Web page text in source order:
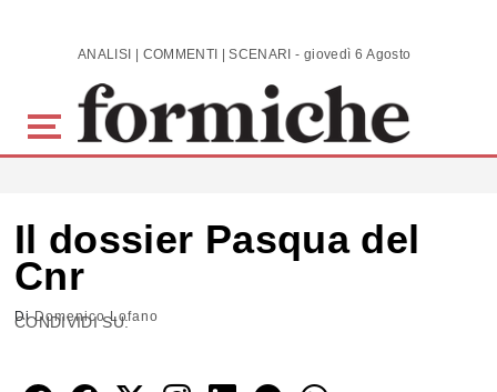
Skip to main content ANALISI | COMMENTI | SCENARI - giovedì 6 Agosto 2026
Il dossier Pasqua del
Cnr
DiDomenico Lofano
CONDIVIDI SU: